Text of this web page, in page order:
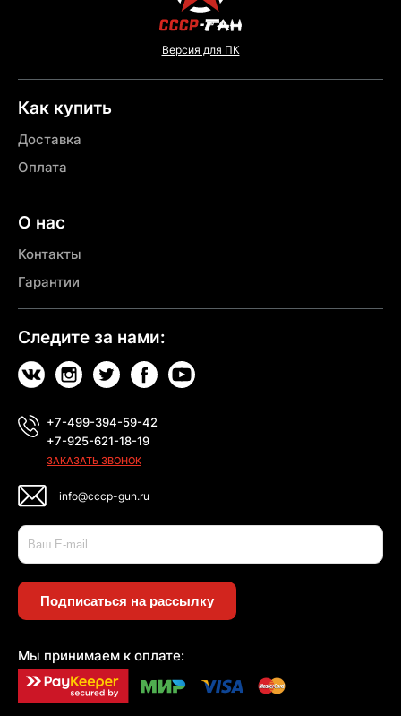
Версия для ПК
Как купить
Доставка
Оплата
О нас
Контакты
Гарантии
Следите за нами:
+7-499-394-59-42
+7-925-621-18-19
ЗАКАЗАТЬ ЗВОНОК
info@cccp-gun.ru
Подписаться на рассылку
Мы принимаем к оплате: